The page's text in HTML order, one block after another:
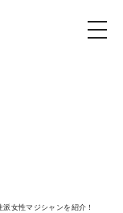
女性マジシャンを紹介！